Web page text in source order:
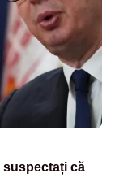
suspectați că